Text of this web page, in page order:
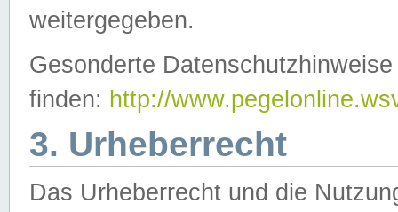
weitergegeben.
Gesonderte
finden: http://
3. Urheberrecht
Das Urheberrecht und die